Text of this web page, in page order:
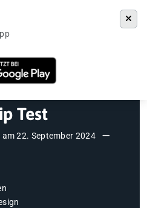
Mix Flip Test
Test
am22. September 2024